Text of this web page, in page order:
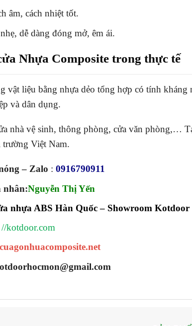
âm, cách nhiệt tốt.
dễ dàng đóng mở, êm ái.
Nhựa Composite trong thực tế
vật liệu bằng nhựa dẻo tổng hợp có tính kháng
và dân dụng.
nhà vệ sinh, thông phòng, cửa văn phòng,…
Việt Nam.
– Zalo :0916790911
nhân:Nguyễn Thị Yến
nhựa ABS Hàn Quốc – Showroom Kotdoor
//kotdoor.com
cuagonhuacomposite.net